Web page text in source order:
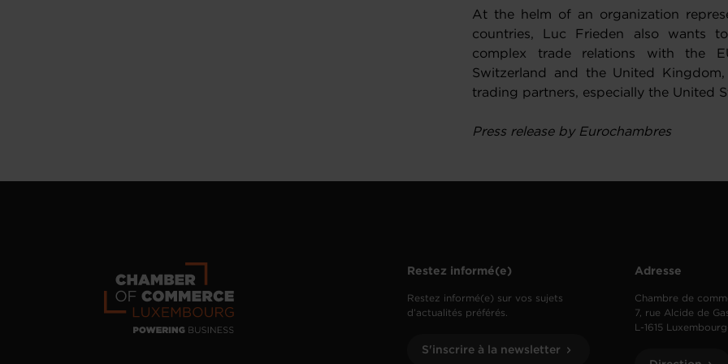
At the helm of an organization
countries, Luc Frieden also wants
complex trade relations with the
Switzerland and the United
trading partners, especially the United
Press release by Eurochambres
Restez informé(e)
Restez informé(e) sur vos sujets
d’actualités préférés.
S'inscrire à la newsletter
Adresse
Chambre de
7, rue Alcide de
L-1615